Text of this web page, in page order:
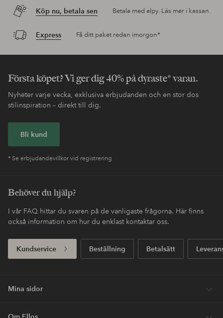
Köp nu, betala sen Betala med elpy. Läs mer i kassan.
Express Få ditt paket redan imorgon*
Första köpet? Vi ger dig 40% på dyraste* varan.
Nyheter varje vecka, exklusiva erbjudanden och en stor dos
stilinspiration – direkt till dig.
Bli kund
* Se erbjudandevillkor vid registrering
Behöver du hjälp?
I vår FAQ hittar du svaren på de vanligaste frågorna. Här finns
också information om hur du enklast kontaktar oss.
Kundservice Beställning Betalsätt
Mina sidor